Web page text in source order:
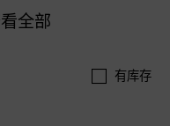
全部
有库存